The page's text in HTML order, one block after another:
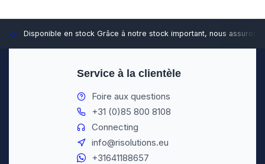
Disponible en stock Grâce à notre stock important, nous
Service à la clientèle
Foire aux questions
+31 (0)85 800 8108
Connecting
info@risolutions.eu
+31641188657